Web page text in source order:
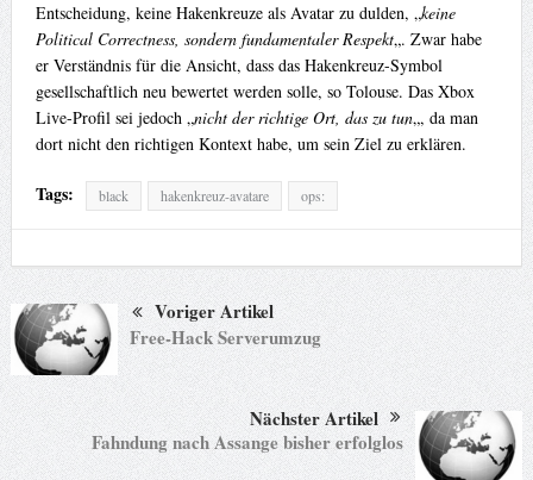
Entscheidung, keine Hakenkreuze als Avatar zu dulden, „keine
Political Correctness, sondern fundamentaler Respekt„. Zwar habe
er Verständnis für die Ansicht, dass das Hakenkreuz-Symbol
gesellschaftlich neu bewertet werden solle, so Tolouse. Das Xbox
Live-Profil sei jedoch „nicht der richtige Ort, das zu tun„, da man
dort nicht den richtigen Kontext habe, um sein Ziel zu erklären.
Tags: black hakenkreuz-avatare ops:
Voriger Artikel
Free-Hack Serverumzug
Nächster Artikel
Fahndung nach Assange bisher erfolglos